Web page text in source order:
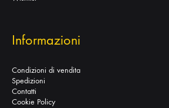
Informazioni
Condizioni di vendita
Spedizioni
Contatti
Cookie Policy